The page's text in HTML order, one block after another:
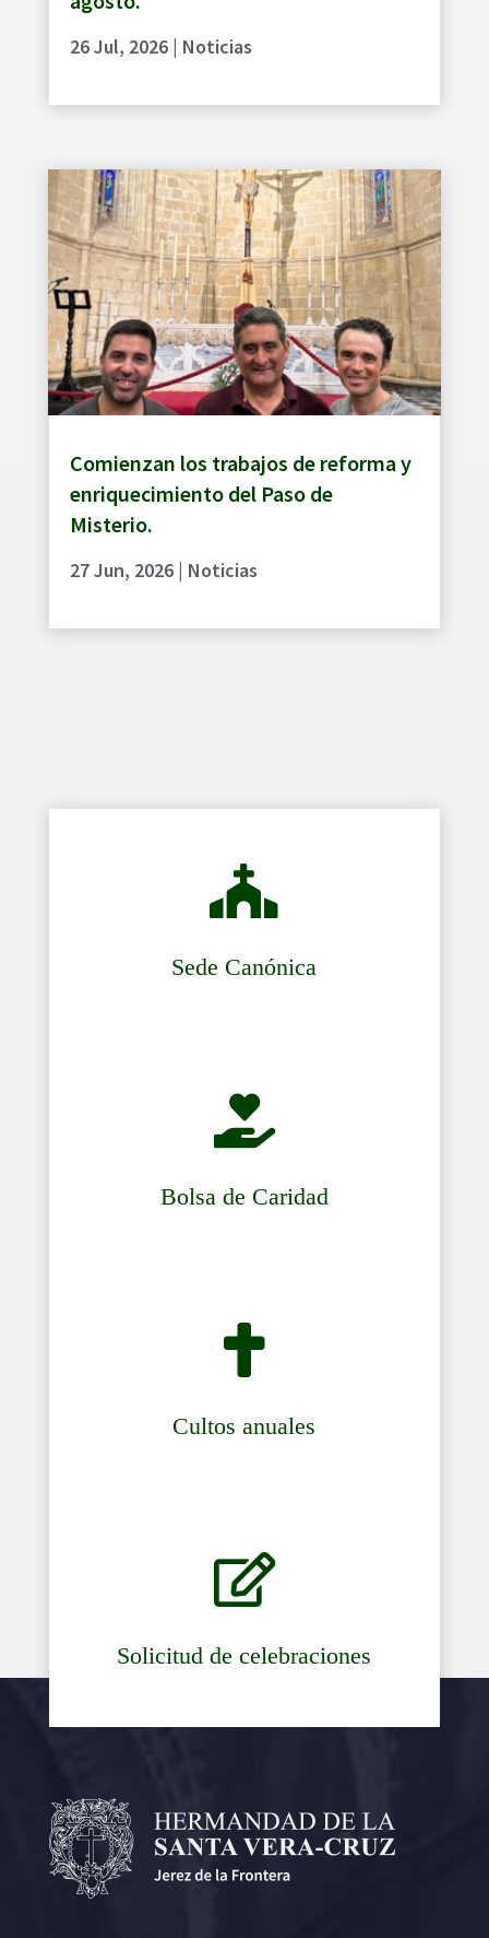
26 Jul, 2026| Noticias
Comienzan los trabajos de reforma y
enriquecimiento del Paso de
Misterio.
27 Jun, 2026| Noticias

Sede Canónica

Bolsa de Caridad

Cultos anuales

Solicitud de celebraciones